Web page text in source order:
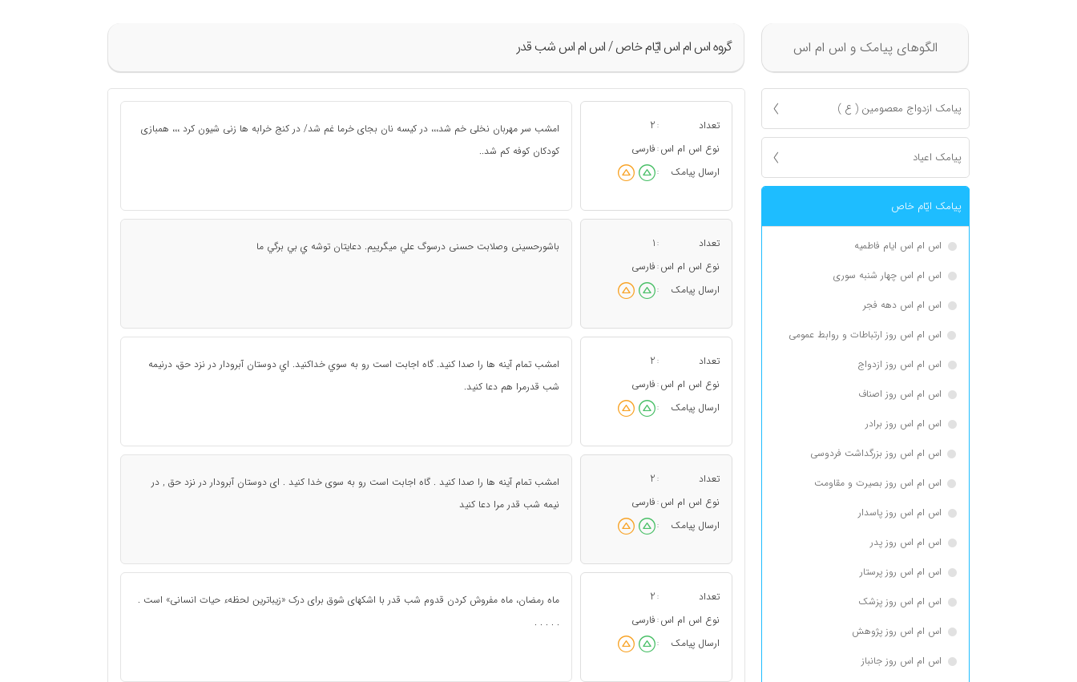
الگوهای پیامک و اس ام اس
پیامک ازدواج معصومين ( ع )
پیامک اعياد
پیامک ايّام خاص
اس ام اس ایام فاطمیه
اس ام اس چهار شنبه سوری
اس ام اس دهه فجر
اس ام اس روز ارتباطات و روابط عمومی
اس ام اس روز ازدواج
اس ام اس روز اصناف
اس ام اس روز برادر
اس ام اس روز بزرگداشت فردوسی
اس ام اس روز بصیرت و مقاومت
اس ام اس روز پاسدار
اس ام اس روز پدر
اس ام اس روز پرستار
اس ام اس روز پزشک
اس ام اس روز پژوهش
اس ام اس روز جانباز
گروه اس ام اس ايّام خاص / اس ام اس شب قدر
تعداد :
2
نوع اس ام اس : فارسی
ارسال پیامک
:
امشب سر مهربان نخلى خم شد،،، در كيسه نان بجاى خرما غم شد/ در كنج خرابه ها زنى شيون كرد ،،، همبازى
كودكان كوفه كم شد..
تعداد :
1
نوع اس ام اس : فارسی
ارسال پیامک
:
باشورحسينى وصلابت حسنى درسوگ علي میگرييم. دعايتان توشه ي بي برگي ما
تعداد :
2
نوع اس ام اس : فارسی
ارسال پیامک
:
امشب تمام آينه ها را صدا كنيد. گاه اجابت است رو به سوي خداكنيد. اي دوستان آبرودار در نزد حق، درنيمه
شب قدرمرا هم دعا كنيد.
تعداد :
2
نوع اس ام اس : فارسی
ارسال پیامک
:
امشب تمام آینه ها را صدا کنید . گاه اجابت است رو به سوی خدا کنید . ای دوستان آبرودار در نزد حق , در
نیمه شب قدر مرا دعا کنید
تعداد :
2
نوع اس ام اس : فارسی
ارسال پیامک
:
ماه رمضان، ماه مفروش کردن قدوم شب قدر با اشکهای شوق برای درک «زیباترین لحظهء حیات انسانی» است .
. . . . .